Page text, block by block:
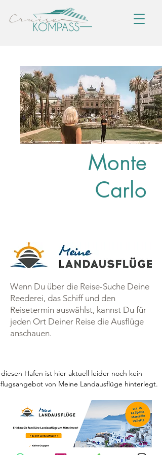
Monte
Carlo
Wenn Du über die Reise-Suche Deine
Reederei, das Schiff und den
Reisetermin auswählst, kannst Du für
jeden Ort Deiner Reise die Ausflüge
anschauen.
Hafen ist hier aktuell leider noch kein
von Meine Landausflüge hinterlegt.